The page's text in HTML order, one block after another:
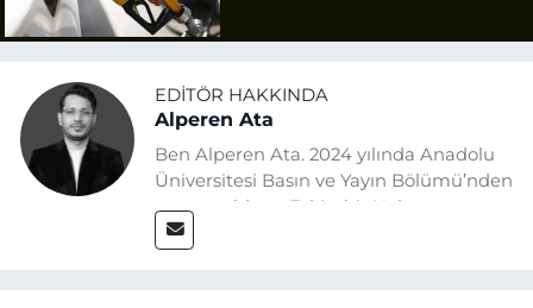
EDITÖR HAKKINDA
Alperen Ata
Ben Alperen Ata. 2024 yılında Anadolu
Üniversitesi Basın ve Yayın Bölümü’nden
mezun oldum. Eskişehir Haber
Ajansı’nda (EHA) muhabir ve editör